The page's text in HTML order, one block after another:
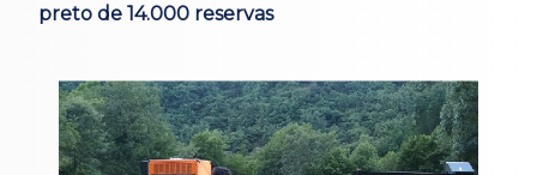
preto de 14.000 reservas